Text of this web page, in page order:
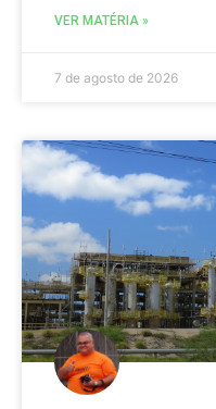
VER MATÉRIA »
7 de agosto de 2026